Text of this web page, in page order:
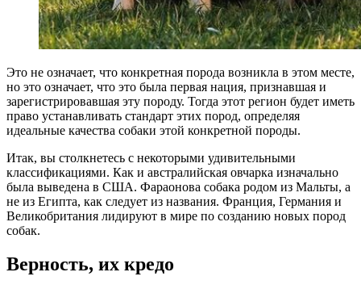
Это не означает, что конкретная порода возникла в этом месте,
но это означает, что это была первая нация, признавшая и
зарегистрировавшая эту породу. Тогда этот регион будет иметь
право устанавливать стандарт этих пород, определяя
идеальные качества собаки этой конкретной породы.
Итак, вы столкнетесь с некоторыми удивительными
классификациями. Как и австралийская овчарка изначально
была выведена в США. Фараонова собака родом из Мальты, а
не из Египта, как следует из названия. Франция, Германия и
Великобритания лидируют в мире по созданию новых пород
собак.
Верность, их кредо